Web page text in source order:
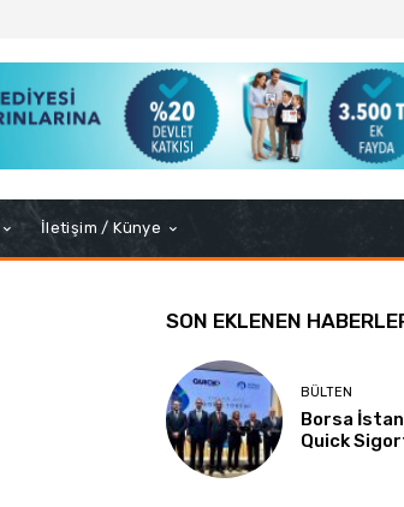
İletişim / Künye
SON EKLENEN
BÜLTEN
Borsa
Quick